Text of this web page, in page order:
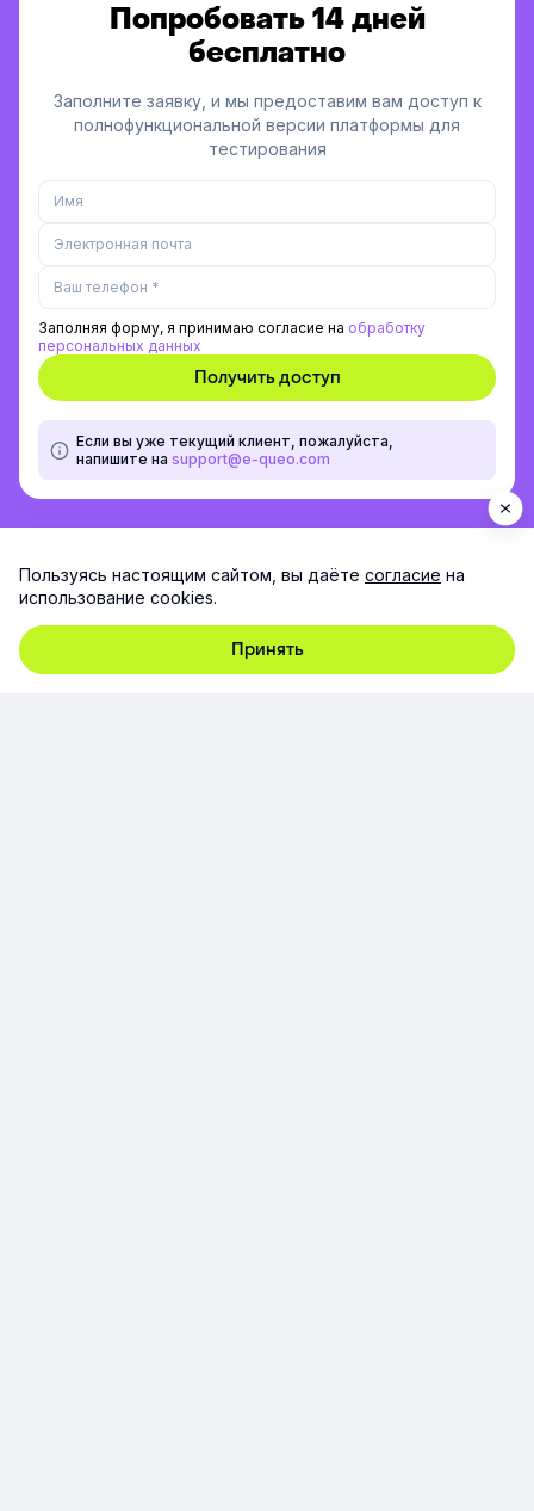
Попробовать 14 дней
бесплатно
Заполните заявку, и мы предоставим вам доступ к
полнофункциональной версии платформы для
тестирования
Заполняя форму, я принимаю согласие на обработку
персональных данных
Если вы уже текущий клиент, пожалуйста,
напишите на support@e-queo.com
Пользуясь настоящим сайтом, вы даёте согласие на
использование cookies.
Принять